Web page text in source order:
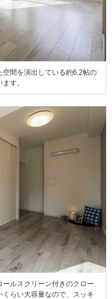
間を演出している約6.2帖の
す。
ルスクリーン付きのクロー
らい大容量なので、スッキ